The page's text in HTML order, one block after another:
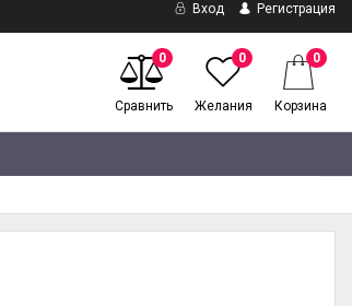
Вход Регистрация
0
Сравнить
0
Желания
0
Корзина